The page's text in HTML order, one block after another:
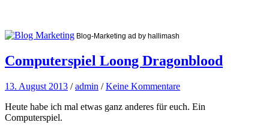
Blog-Marketing ad by hallimash
Computerspiel Loong Dragonblood
13. August 2013 /admin /Keine Kommentare
Heute habe ich mal etwas ganz anderes für euch. Ein
Computerspiel.